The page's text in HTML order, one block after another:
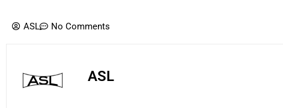
ASL No Comments
ASL